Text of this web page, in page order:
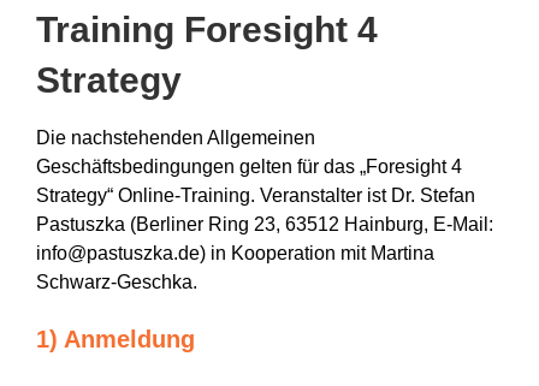
Training Foresight 4
Strategy
Die nachstehenden Allgemeinen
Geschäftsbedingungen gelten für das „Foresight 4
Strategy“ Online-Training. Veranstalter ist Dr. Stefan
Pastuszka (Berliner Ring 23, 63512 Hainburg, E-Mail:
info@pastuszka.de) in Kooperation mit Martina
Schwarz-Geschka.
1) Anmeldung